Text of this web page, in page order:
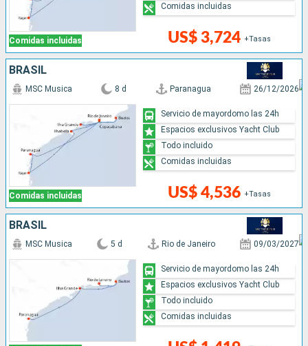
Comidas incluidas US$ 3,724 +Tasas
Comidas incluidas
BRASIL
Comidas incluidas
MSC Musica 8 d Paranagua 26/12/2026
US$ 4,536 +Tasas
Servicio de mayordomo las 24h
Espacios exclusivos Yacht Club
Todo incluido
Comidas incluidas
BRASIL
MSC Musica 5 d Rio de Janeiro 09/03/2027
Servicio de mayordomo las 24h
Espacios exclusivos Yacht Club
Todo incluido
Comidas incluidas